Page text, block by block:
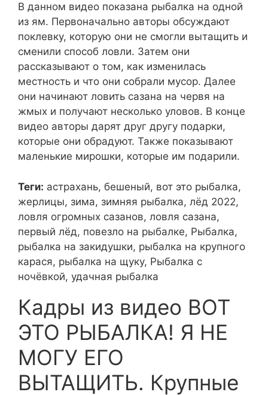
В данном видео показана рыбалка на одной
из ям. Первоначально авторы обсуждают
поклевку, которую они не смогли вытащить и
сменили способ ловли. Затем они
рассказывают о том, как изменилась
местность и что они собрали мусор. Далее
они начинают ловить сазана на червя на
жмых и получают несколько уловов. В конце
видео авторы дарят друг другу подарки,
которые они обрадуют. Также показывают
маленькие мирошки, которые им подарили.
Теги: астрахань, бешеный, вот это рыбалка,
жерлицы, зима, зимняя рыбалка, лёд 2022,
ловля огромных сазанов, ловля сазана,
первый лёд, повезло на рыбалке, Рыбалка,
рыбалка на закидушки, рыбалка на крупного
карася, рыбалка на щуку, Рыбалка с
ночёвкой, удачная рыбалка
Кадры из видео ВОТ
ЭТО РЫБАЛКА! Я НЕ
МОГУ ЕГО
ВЫТАЩИТЬ. Крупные